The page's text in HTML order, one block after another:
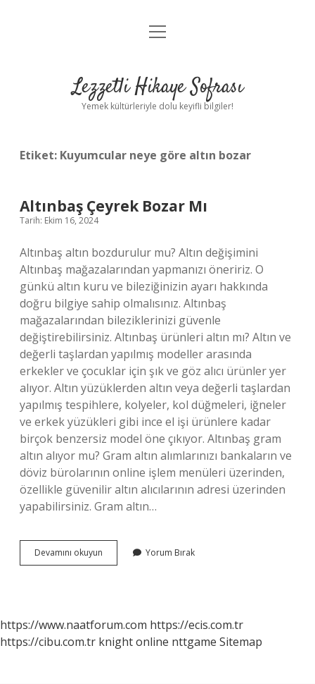
Anasayfa
Yasal Uyarı
menüyü
Lezzetli Hikaye Sofrası
Yemek kültürleriyle dolu keyifli bilgiler!
Etiket: Kuyumcular neye göre altın bozar
Altınbaş Çeyrek Bozar Mı
Tarih: Ekim 16, 2024
Altınbaş altın bozdurulur mu? Altın değişimini
Altınbaş mağazalarından yapmanızı öneririz. O
günkü altın kuru ve bileziğinizin ayarı hakkında
doğru bilgiye sahip olmalısınız. Altınbaş
mağazalarından bileziklerinizi güvenle
değiştirebilirsiniz. Altınbaş ürünleri altın mı? Altın ve
değerli taşlardan yapılmış modeller arasında
erkekler ve çocuklar için şık ve göz alıcı ürünler yer
alıyor. Altın yüzüklerden altın veya değerli taşlardan
yapılmış tespihlere, kolyeler, kol düğmeleri, iğneler
ve erkek yüzükleri gibi ince el işi ürünlere kadar
birçok benzersiz model öne çıkıyor. Altınbaş gram
altın alıyor mu? Gram altın alımlarınızı bankaların ve
döviz bürolarının online işlem menüleri üzerinden,
özellikle güvenilir altın alıcılarının adresi üzerinden
yapabilirsiniz. Gram altın…
Devamını okuyun Altınbaş
Çeyrek
Yorum Bırak
https://www.naatforum.com https://ecis.com.tr
https://cibu.com.tr knight online nttgame Sitemap